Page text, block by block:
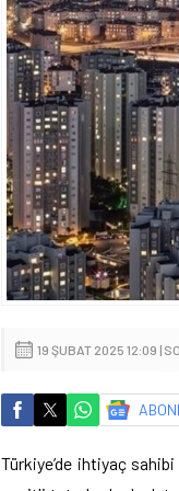
19 ŞUBAT 2025 12:09 |
Türkiye’de ihtiyaç